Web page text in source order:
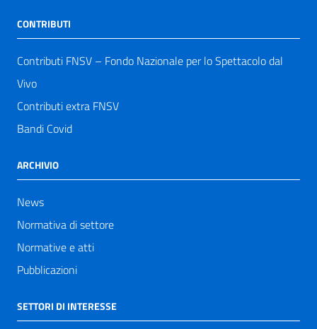
CONTRIBUTI
Contributi FNSV – Fondo Nazionale per lo Spettacolo dal
Vivo
Contributi extra FNSV
Bandi Covid
ARCHIVIO
News
Normativa di settore
Normative e atti
Pubblicazioni
SETTORI DI INTERESSE